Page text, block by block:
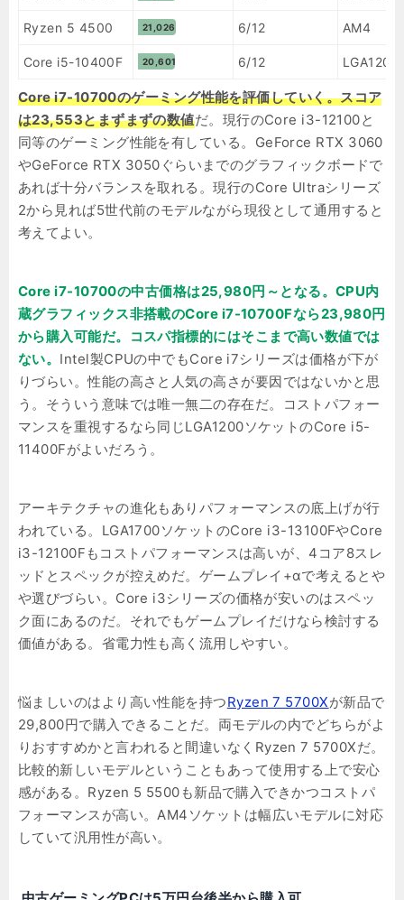
Ryzen 5 4500 21,026 6/12 AM4
Core i5-10400F 20,601 6/12 LGA1200
Core i7-10700のゲーミング性能を評価していく。スコア
は23,553とまずまずの数値だ。現行のCore i3-12100と
同等のゲーミング性能を有している。GeForce RTX 3060
やGeForce RTX 3050ぐらいまでのグラフィックボードで
あれば十分バランスを取れる。現行のCore Ultraシリーズ
2から見れば5世代前のモデルながら現役として通用すると
考えてよい。
Core i7-10700の中古価格は25,980円～となる。CPU内
蔵グラフィックス非搭載のCore i7-10700Fなら23,980円
から購入可能だ。コスパ指標的にはそこまで高い数値では
ない。 Intel製CPUの中でもCore i7シリーズは価格が下が
りづらい。性能の高さと人気の高さが要因ではないかと思
う。そういう意味では唯一無二の存在だ。コストパフォー
マンスを重視するなら同じLGA1200ソケットのCore i5-
11400Fがよいだろう。
アーキテクチャの進化もありパフォーマンスの底上げが行
われている。LGA1700ソケットのCore i3-13100FやCore
i3-12100Fもコストパフォーマンスは高いが、4コア8スレ
ッドとスペックが控えめだ。ゲームプレイ+αで考えるとや
や選びづらい。Core i3シリーズの価格が安いのはスペッ
ク面にあるのだ。それでもゲームプレイだけなら検討する
価値がある。省電力性も高く流用しやすい。
悩ましいのはより高い性能を持つRyzen 7 5700Xが新品で
29,800円で購入できることだ。両モデルの内でどちらがよ
りおすすめかと言われると間違いなくRyzen 7 5700Xだ。
比較的新しいモデルということもあって使用する上で安心
感がある。Ryzen 5 5500も新品で購入できかつコストパ
フォーマンスが高い。AM4ソケットは幅広いモデルに対応
していて汎用性が高い。